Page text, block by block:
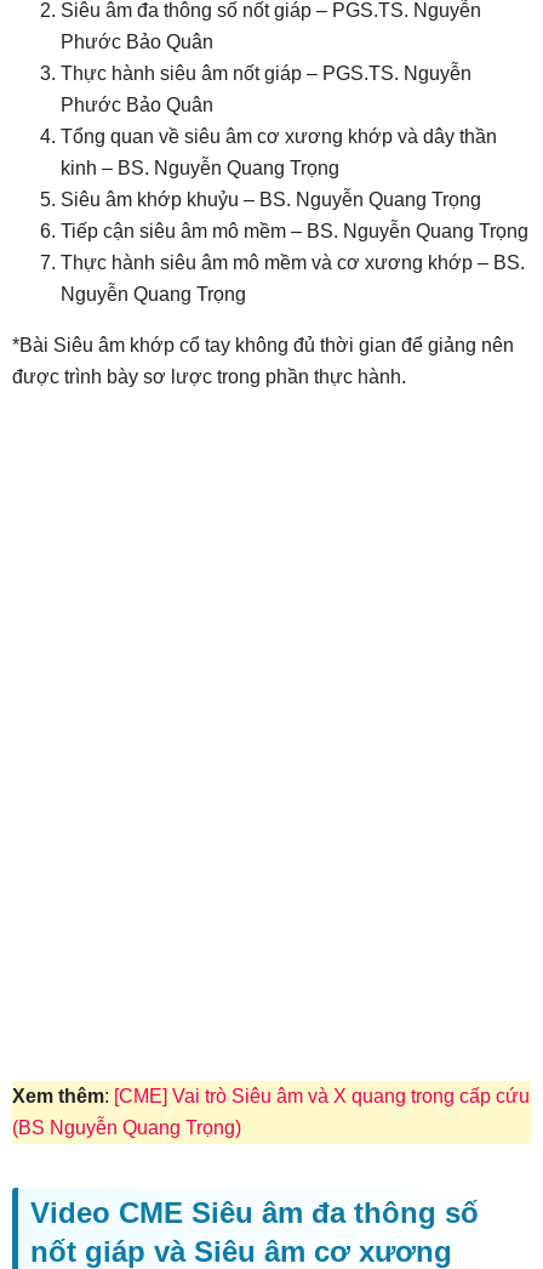
Siêu âm đa thông số nốt giáp – PGS.TS. Nguyễn
Phước Bảo Quân
Thực hành siêu âm nốt giáp – PGS.TS. Nguyễn
Phước Bảo Quân
Tổng quan về siêu âm cơ xương khớp và dây thần
kinh – BS. Nguyễn Quang Trọng
Siêu âm khớp khuỷu – BS. Nguyễn Quang Trọng
Tiếp cận siêu âm mô mềm – BS. Nguyễn Quang Trọng
Thực hành siêu âm mô mềm và cơ xương khớp – BS.
Nguyễn Quang Trọng
*Bài Siêu âm khớp cổ tay không đủ thời gian để giảng nên
được trình bày sơ lược trong phần thực hành.
Xem thêm: [CME] Vai trò Siêu âm và X quang trong cấp cứu
(BS Nguyễn Quang Trọng)
Video CME Siêu âm đa thông số
nốt giáp và Siêu âm cơ xương